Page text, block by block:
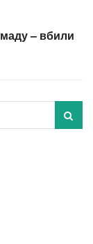
– вбили